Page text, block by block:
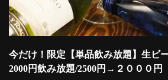
今だけ！限定【単品飲み放題】生ビ
2000円飲み放題/2500円→２０００円